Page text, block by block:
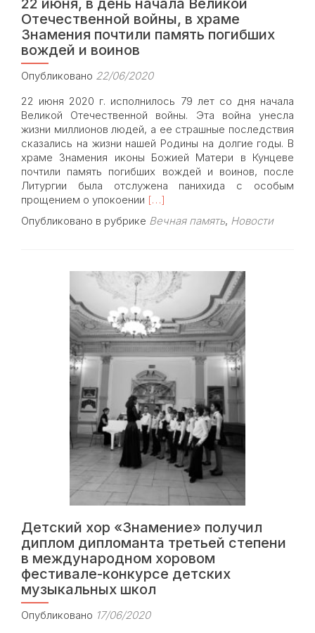
22 июня, в день начала Великой
Отечественной войны, в храме
Знамения почтили память погибших
вождей и воинов
Опубликовано 22/06/2020
22 июня 2020 г. исполнилось 79 лет со дня начала
Великой Отечественной войны. Эта война унесла
жизни миллионов людей, а ее страшные последствия
сказались на жизни нашей Родины на долгие годы. В
храме Знамения иконы Божией Матери в Кунцеве
почтили память погибших вождей и воинов, после
Литургии была отслужена панихида с особым
прощением о упокоении Read
about
в
день
начала
Великой
Отечественной
войны,
в
храме
Знамения
почтили
память
погибших
вождей
и
воинов
[…]
Опубликовано в рубрике Вечная память, Новости
Детский хор «Знамение» получил
диплом дипломанта третьей степени
в международном хоровом
фестивале-конкурсе детских
музыкальных школ
Опубликовано 17/06/2020